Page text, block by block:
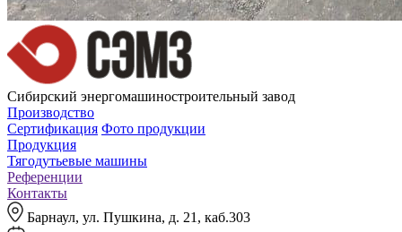
Сибирский энергомашиностроительный завод
Производство
Сертификация Фото продукции
Продукция
Тягодутьевые машины
Референции
Контакты
Барнаул, ул. Пушкина, д. 21, каб.303